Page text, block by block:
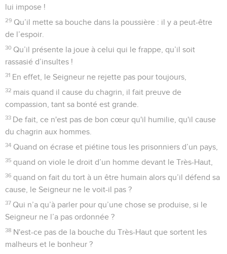
lui impose !
29 Qu’il mette sa bouche dans la poussière : il y a peut-être
de l’espoir.
30 Qu’il présente la joue à celui qui le frappe, qu’il soit
rassasié d’insultes !
31 En effet, le Seigneur ne rejette pas pour toujours,
32 mais quand il cause du chagrin, il fait preuve de
compassion, tant sa bonté est grande.
33 De fait, ce n'est pas de bon cœur qu'il humilie, qu'il cause
du chagrin aux hommes.
34 Quand on écrase et piétine tous les prisonniers d’un pays,
35 quand on viole le droit d’un homme devant le Très-Haut,
36 quand on fait du tort à un être humain alors qu’il défend sa
cause, le Seigneur ne le voit-il pas ?
37 Qui n’a qu’à parler pour qu’une chose se produise, si le
Seigneur ne l’a pas ordonnée ?
38 N'est-ce pas de la bouche du Très-Haut que sortent les
malheurs et le bonheur ?